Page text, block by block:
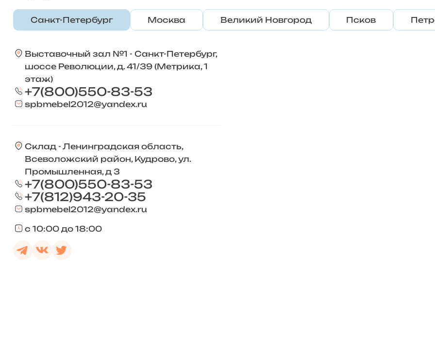
Санкт-Петербург Москва Великий Новгород Псков
Выставочный зал №1 - Санкт-Петербург,
шоссе Революции, д. 41/39 (Метрика, 1
этаж)
+7(800)550-83-53
spbmebel2012@yandex.ru
Склад - Ленинградская область,
Всеволожский район, Кудрово, ул.
Промышленная, д 3
+7(800)550-83-53
+7(812)943-20-35
spbmebel2012@yandex.ru
с 10:00 до 18:00